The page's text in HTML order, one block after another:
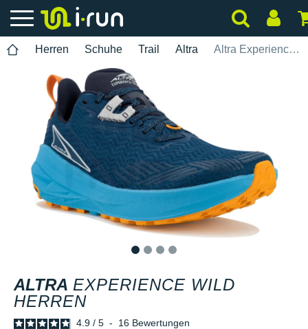
Herren Schuhe Trail Altra Altra Experience Wild Herren
ALTRA EXPERIENCE WILD
HERREN
4.9 / 5 - 16 Bewertungen